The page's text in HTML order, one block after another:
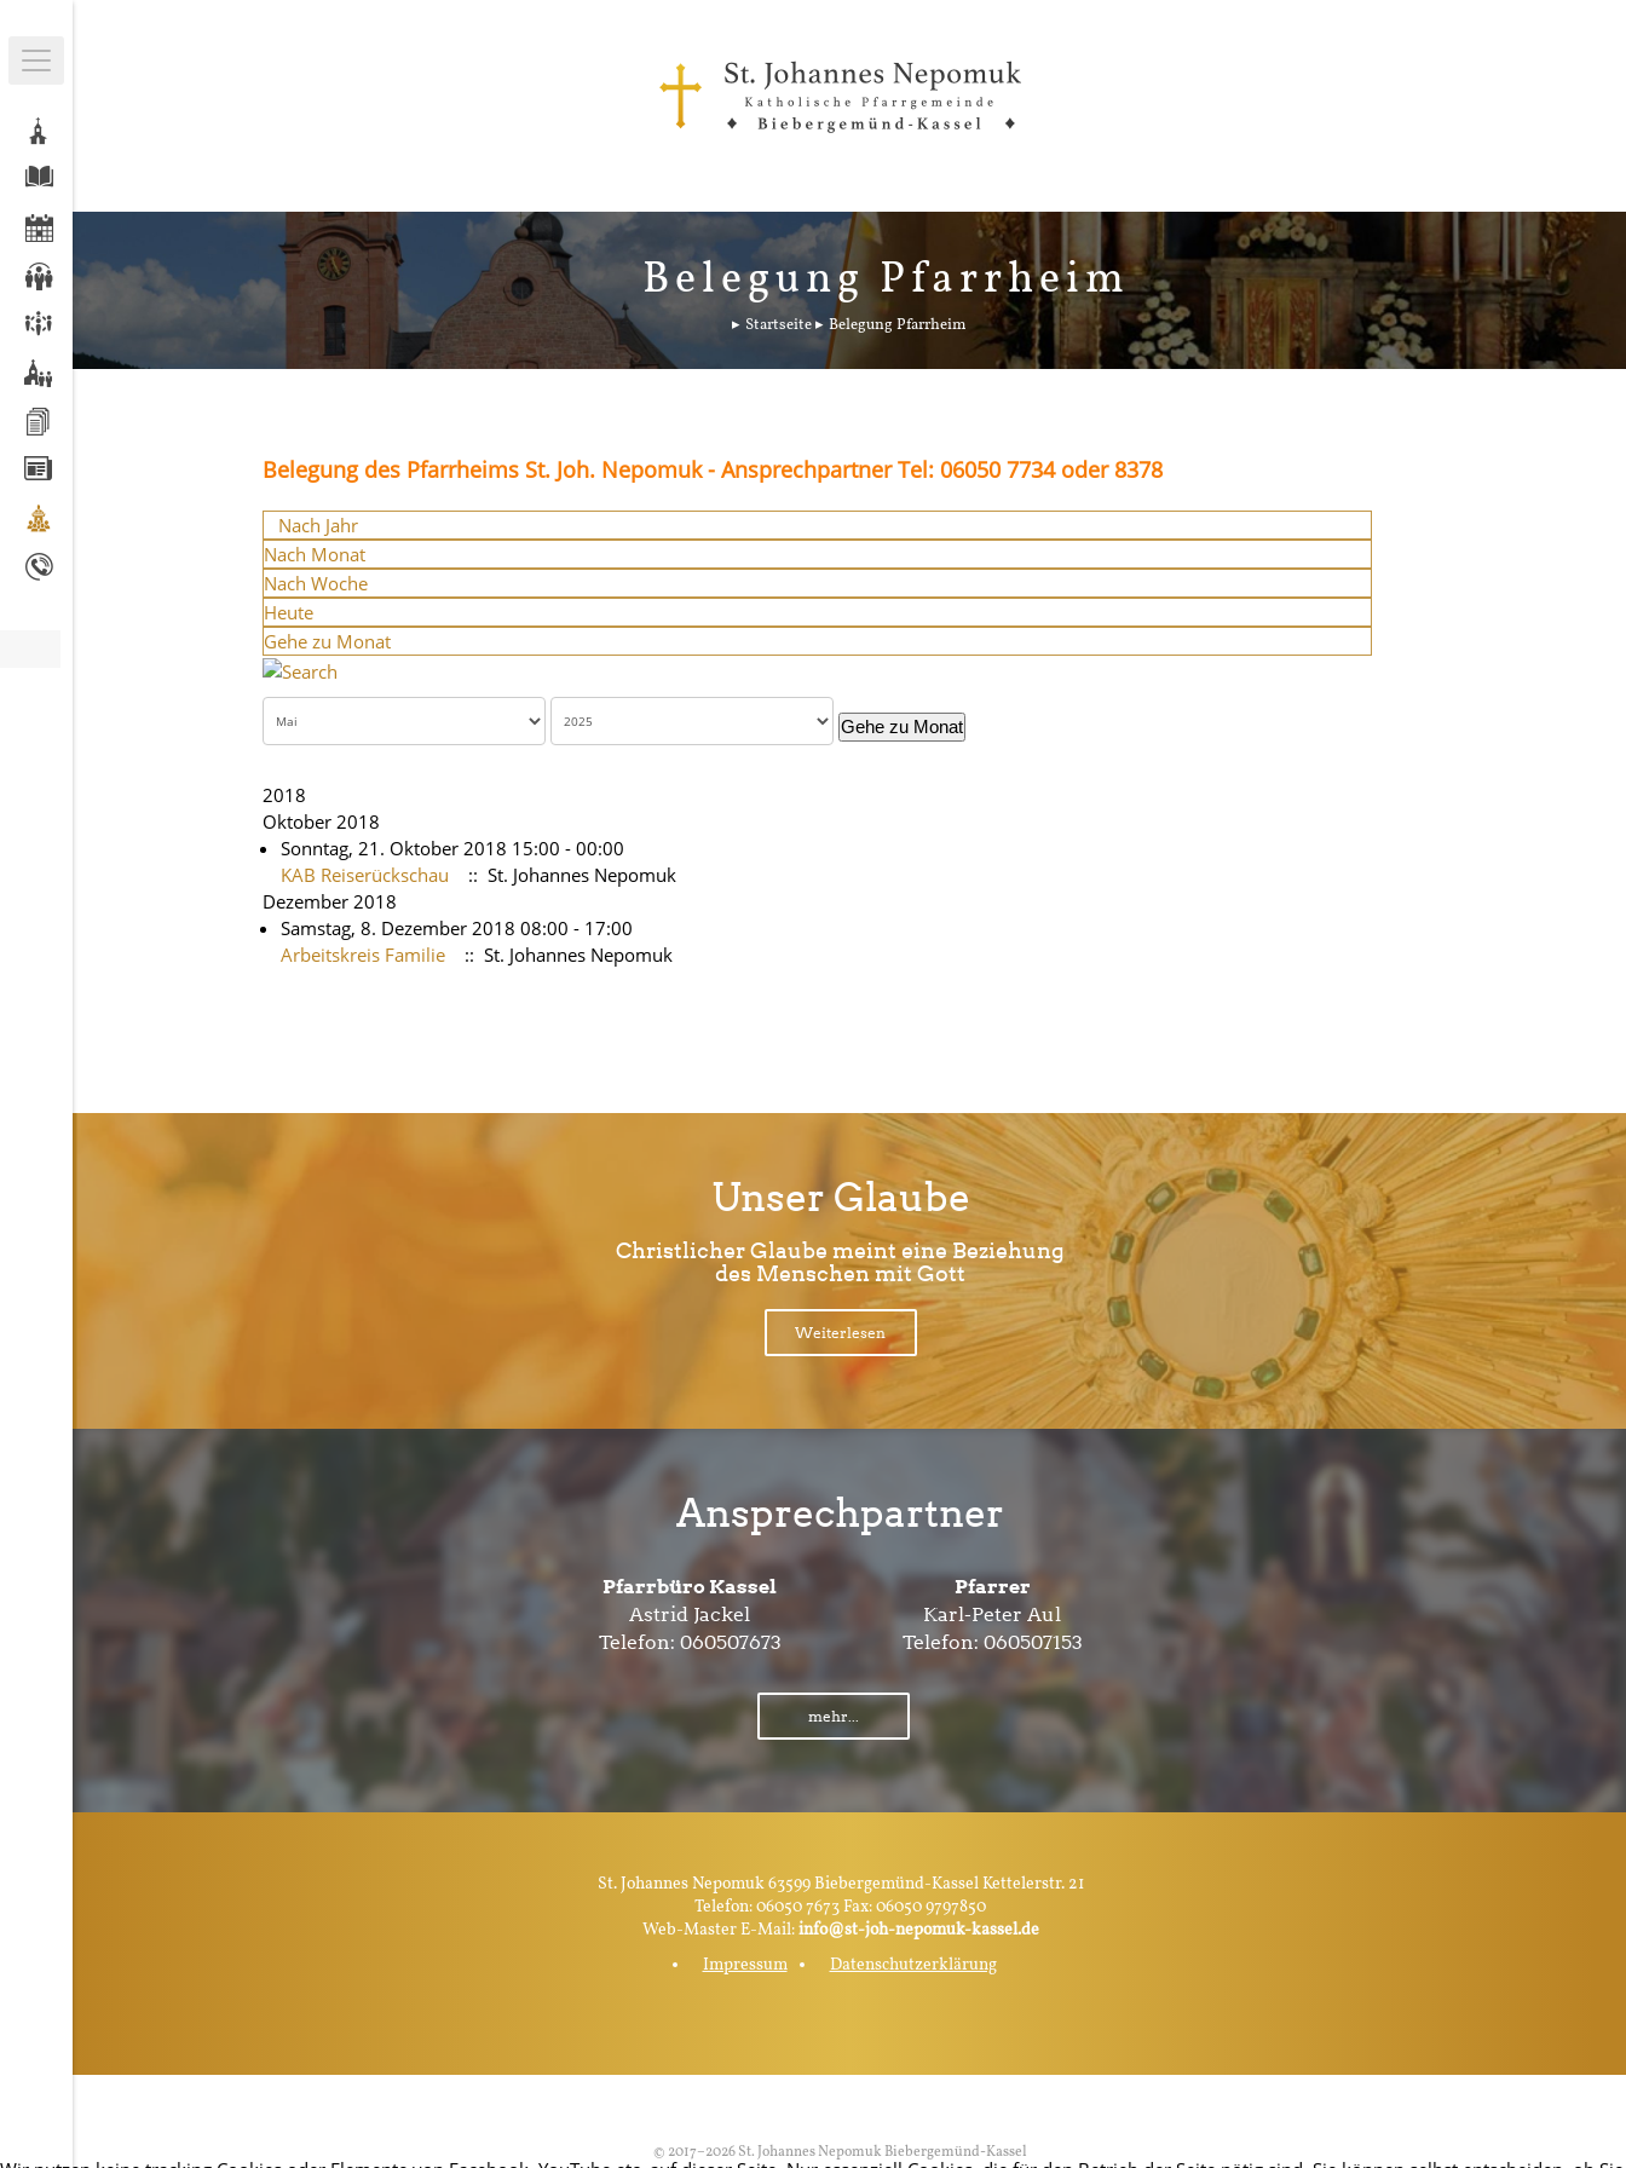
Belegung Pfarrheim
Startseite Belegung Pfarrheim
Belegung des Pfarrheims St. Joh. Nepomuk - Ansprechpartner Tel: 06050 7734 oder 8378
Nach Jahr
Nach Monat
Nach Woche
Heute
Gehe zu Monat
Gehe zu Monat
2018
Oktober 2018
Sonntag, 21. Oktober 2018 15:00 - 00:00
KAB Reiserückschau
:: St. Johannes Nepomuk
Dezember 2018
Samstag, 8. Dezember 2018 08:00 - 17:00
Arbeitskreis Familie
:: St. Johannes Nepomuk
Unser Glaube
Christlicher Glaube meint eine Beziehung
des Menschen mit Gott
Weiterlesen
Ansprechpartner
Pfarrbüro Kassel
Astrid Jackel
Telefon: 060507673
Pfarrer
Karl-Peter Aul
Telefon:060507153
mehr...
St. Johannes Nepomuk 63599 Biebergemünd-Kassel Kettelerstr. 21
Telefon: 06050 7673 Fax: 06050 9797850
Web-Master E-Mail:info@st-joh-nepomuk-kassel.de
Impressum
Datenschutzerklärung
© 2017–2026 St. Johannes Nepomuk Biebergemünd-Kassel